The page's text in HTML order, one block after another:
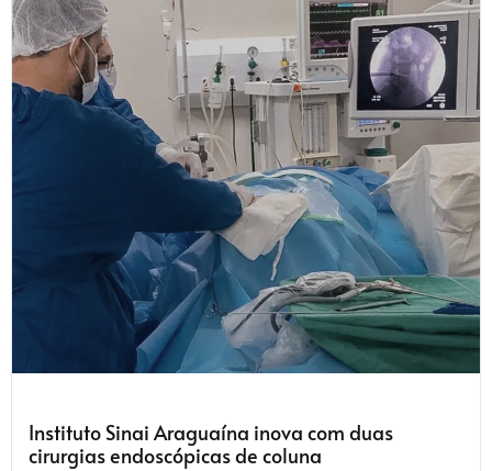
Instituto Sinai Araguaína inova com duas
cirurgias endoscópicas de coluna